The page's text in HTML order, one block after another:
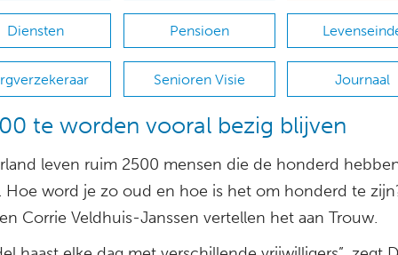
Diensten Pensioen
Senioren Visie Journaal
te worden vooral bezig blijven
leven ruim 2500 mensen die de honderd
Hoe word je zo oud en hoe is het om honderd te
Corrie Veldhuis-Janssen vertellen het aan Trouw.